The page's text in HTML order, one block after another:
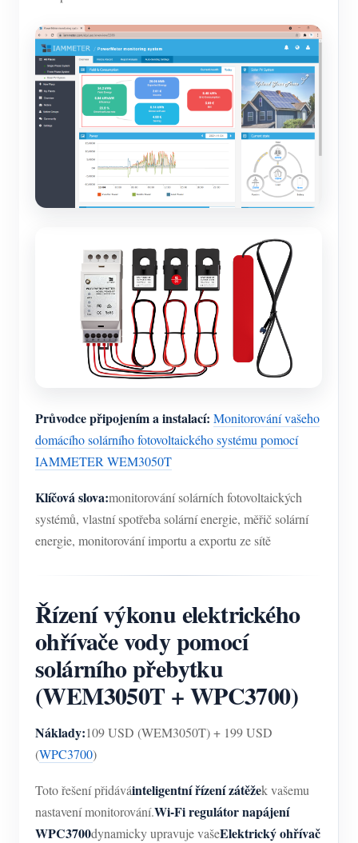
Průvodce připojením a instalací: Monitorování vašeho
domácího solárního fotovoltaického systému pomocí
IAMMETER WEM3050T
Klíčová slova:monitorování solárních fotovoltaických
systémů, vlastní spotřeba solární energie, měřič solární
energie, monitorování importu a exportu ze sítě
Řízení výkonu elektrického
ohřívače vody pomocí
solárního přebytku
(WEM3050T + WPC3700)
Náklady:109 USD (WEM3050T) + 199 USD
(WPC3700)
Toto řešení přidáváinteligentní řízení zátěžek vašemu
nastavení monitorování.Wi-Fi regulátor napájení
WPC3700dynamicky upravuje vašeElektrický ohřívač